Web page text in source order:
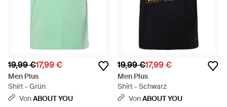
19,99 €17,99 €
Men Plus
Shirt - Grün
VonABOUT YOU
19,99 €17,99 €
Men Plus
Shirt - Schwarz
VonABOUT YOU